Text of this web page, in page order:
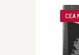
CEA